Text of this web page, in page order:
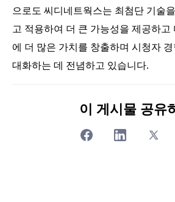
으로도 씨디네트웍스는 최첨단 기술
고 적용하여 더 큰 가능성을 제공하고
에 더 많은 가치를 창출하며 시청자
대화하는 데 전념하고 있습니다.
이 게시물 공유